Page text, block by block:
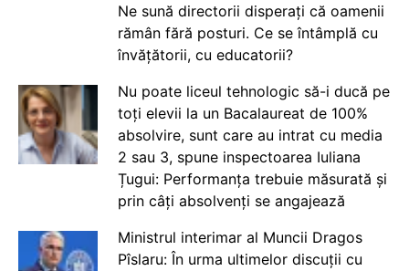
Ne sună directorii disperați că oamenii
rămân fără posturi. Ce se întâmplă cu
învățătorii, cu educatorii?
Nu poate liceul tehnologic să-i ducă pe
toți elevii la un Bacalaureat de 100%
absolvire, sunt care au intrat cu media
2 sau 3, spune inspectoarea Iuliana
Țugui: Performanța trebuie măsurată și
prin câți absolvenți se angajează
Ministrul interimar al Muncii Dragos
Pîslaru: În urma ultimelor discuții cu